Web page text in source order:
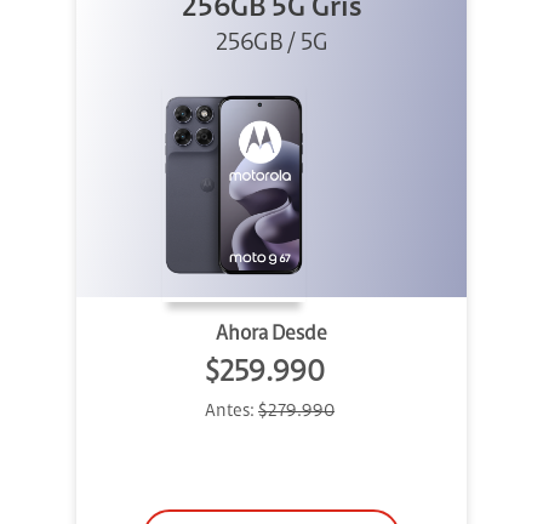
256GB 5G Gris
256GB / 5G
Ahora Desde
$259.990
Antes: $279.990